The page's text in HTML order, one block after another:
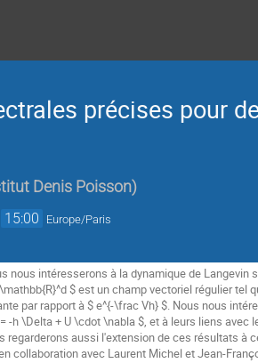
précises pour
Denis Poisson)
15:00 Europe/Paris
nous intéresserons à la dynamique de Langevin
$ est un champ vectoriel régulier
par rapport à $ e^{-\frac Vh} $. Nous nous
-h \Delta + U \cdot \nabla $, et à leurs liens
regarderons aussi l'extension de ces résultats à
collaboration avec Laurent Michel et Jean-